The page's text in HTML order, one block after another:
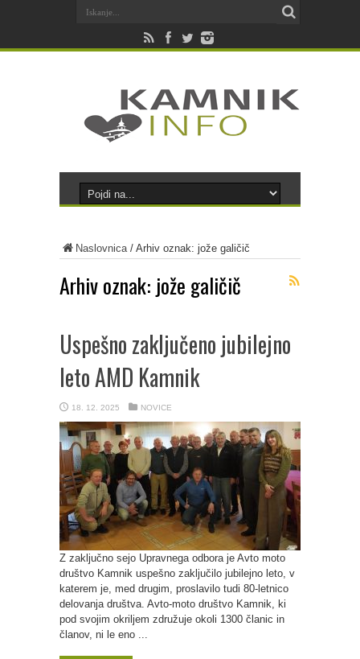
Naslovnica/ Arhiv oznak: jože galičič
Arhiv oznak: jože galičič
Uspešno zaključeno jubilejno
leto AMD Kamnik
18. 12. 2025 NOVICE
Z zaključno sejo Upravnega odbora je Avto moto
društvo Kamnik uspešno zaključilo jubilejno leto, v
katerem je, med drugim, proslavilo tudi 80-letnico
delovanja društva. Avto-moto društvo Kamnik, ki
pod svojim okriljem združuje okoli 1300 članic in
članov, ni le eno ...